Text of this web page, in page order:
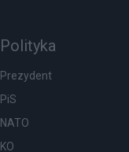
Polityka
Prezydent
PiS
NATO
KO